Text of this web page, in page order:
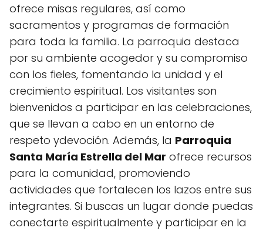
ofrece misas regulares, así como
sacramentos y programas de formación
para toda la familia. La parroquia destaca
por su ambiente acogedor y su compromiso
con los fieles, fomentando la unidad y el
crecimiento espiritual. Los visitantes son
bienvenidos a participar en las celebraciones,
que se llevan a cabo en un entorno de
respeto ydevoción. Además, la Parroquia
Santa María Estrella del Mar ofrece recursos
para la comunidad, promoviendo
actividades que fortalecen los lazos entre sus
integrantes. Si buscas un lugar donde puedas
conectarte espiritualmente y participar en la